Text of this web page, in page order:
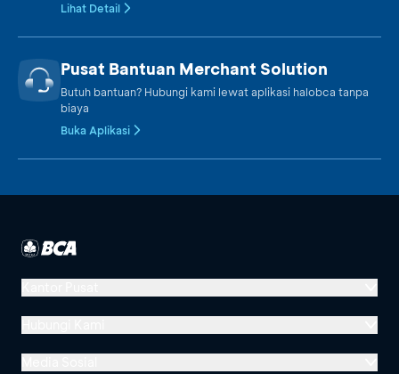
Lihat Detail
Pusat Bantuan Merchant Solution
Butuh bantuan? Hubungi kami lewat aplikasi halobca tanpa
biaya
Buka Aplikasi
Menara BCA, Grand Indonesia
Jl. MH Thamrin No. 1